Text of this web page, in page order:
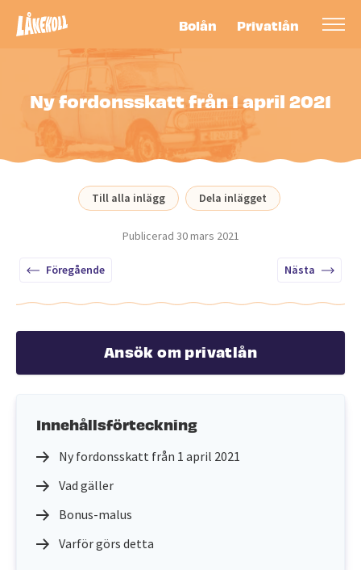
Bolån Privatlån
Ny fordonsskatt från 1 april 2021
Till alla inlägg Dela inlägget
Publicerad 30 mars 2021
Föregående Nästa
Ansök om privatlån
Innehållsförteckning
Ny fordonsskatt från 1 april 2021
Vad gäller
Bonus-malus
Varför görs detta